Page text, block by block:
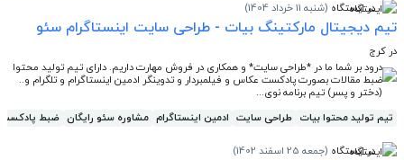
در ایستگاه (شنبه 11 خرداد 1404)
تیم دیجیتال مارکتینگ بیات - طراحی سایت اینستاگرام سئو
در کرج
درود بر شما ما در *طراحی سایت* و همکاری در فروش مهارت داریم. دارای تیم تولید محتوا
ضبط مقالات بصورت پادکست عکاس و فیلمبردار و تدوینگر ادمین اینستاگرام و تلگرام و..
(دختر و پسر) تیم برنامه نوی...
تیم تولید محتوا بیات طراحی سایت ادمین اینستاگرام مشاوره سئو رایگان ضبط پادکست
در ایستگاه (جمعه 25 اسفند 1402)